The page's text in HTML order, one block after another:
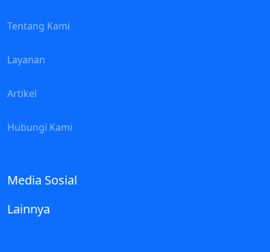
Tentang Kami
Layanan
Artikel
Hubungi Kami
Media Sosial
Lainnya